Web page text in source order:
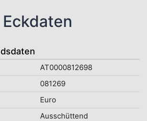
Eckdaten
AT0000812698
081269
Euro
Ausschüttend